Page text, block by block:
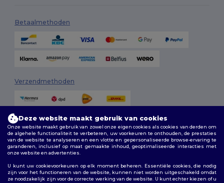
Betaalmethoden
Verzendmethoden
Volg ons
Deze website maakt gebruik van cookies
Onze website maakt gebruik van zowel onze eigen cookies als cookies van derden om
de algehele functionaliteit te verbeteren, uw voorkeuren te onthouden, de prestaties
van de website te analyseren en een vlotte en gepersonaliseerde browse-ervaring te
garanderen, inclusief op maat gemaakte inhoud, geoptimaliseerde interacties met
onze website en advertenties.
U kunt uw cookievoorkeuren op elk moment beheren. Essentiële cookies, die nodig
zijn voor het functioneren van de website, kunnen niet worden uitgeschakeld omdat
ze noodzakelijk zijn voor de correcte werking van de website. U kunt echter kiezen of u